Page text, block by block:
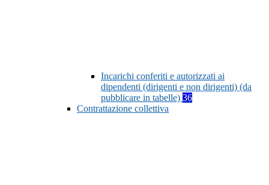
Incarichi conferiti e autorizzati ai
dipendenti (dirigenti e non dirigenti) (da
pubblicare in tabelle) 36
Contrattazione collettiva